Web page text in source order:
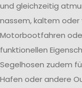
und gleichzeitig
nassem, kaltem
Motorbootfahren
funktionellen
Segelhosen zudem
Hafen oder andere